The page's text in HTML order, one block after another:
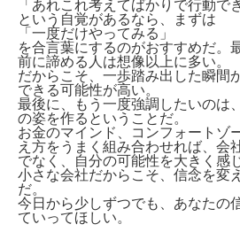
「あれこれ考えてばかりで行動で
という自覚があるなら、まずは
「一度だけやってみる」
を合言葉にするのがおすすめだ。
前に諦める人は想像以上に多い。
だからこそ、一歩踏み出した瞬間
できる可能性が高い。
最後に、もう一度強調したいのは
の姿を作るということだ。
お金のマインド、コンフォートゾ
え方をうまく組み合わせれば、会
でなく、自分の可能性を大きく感
小さな会社だからこそ、信念を変
だ。
今日から少しずつでも、あなたの
ていってほしい。